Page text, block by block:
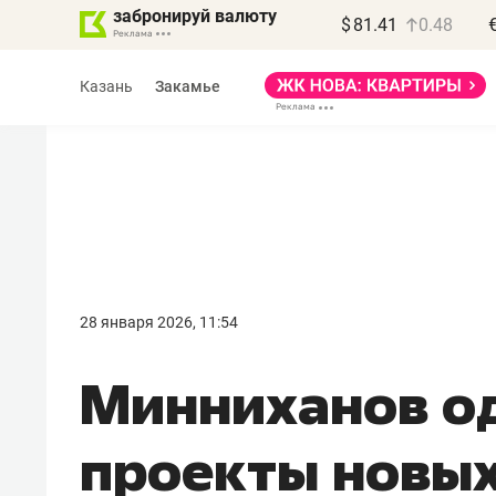
забронируй валюту $ 81.41 0.48
Казань Закамье
28 января 2026, 11:54
Минниханов
проекты
правил, бизнес может
потерять минимум